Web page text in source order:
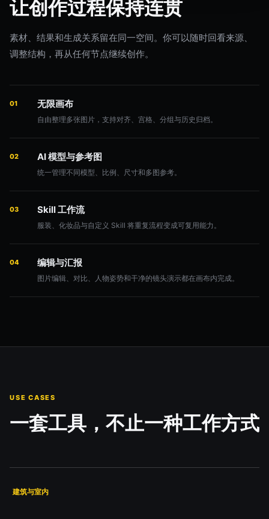
让创作过程保持连贯
素材、结果和生成关系留在同一空间。你可以随时回看来源、
调整结构，再从任何节点继续创作。
01 无限画布
自由整理多张图片，支持对齐、宫格、分组与历史归档。
02 AI 模型与参考图
统一管理不同模型、比例、尺寸和多图参考。
03 Skill 工作流
服装、化妆品与自定义 Skill 将重复流程变成可复用能力。
04 编辑与汇报
图片编辑、对比、人物姿势和干净的镜头演示都在画布内完成。
USE CASES
一套工具，不止一种工作方式
建筑与室内